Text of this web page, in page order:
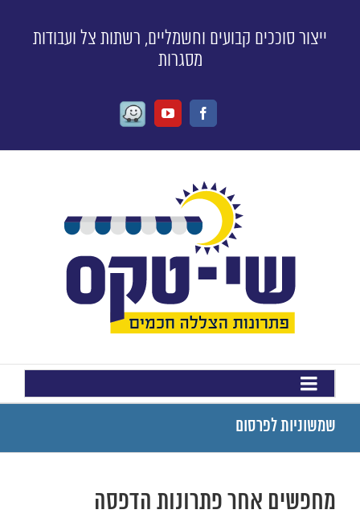
ייצור סוככים קבועים וחשמליים, רשתות צל ועבודות
מסגרות
Facebook
Youtube
Waze
שמשוניות לפרסום
מחפשים אחר פתרונות הדפסה